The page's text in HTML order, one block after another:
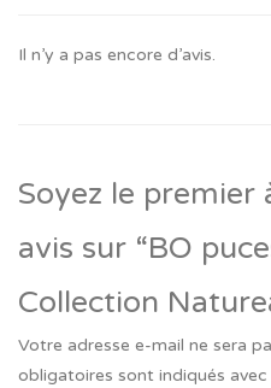
Il n’y a pas encore d’avis.
Soyez le premier
avis sur “BO
Collection
Votre adresse e-mail ne sera
obligatoires sont indiqués avec